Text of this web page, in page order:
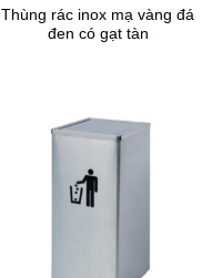
Thùng rác inox mạ vàng đá
đen có gạt tàn